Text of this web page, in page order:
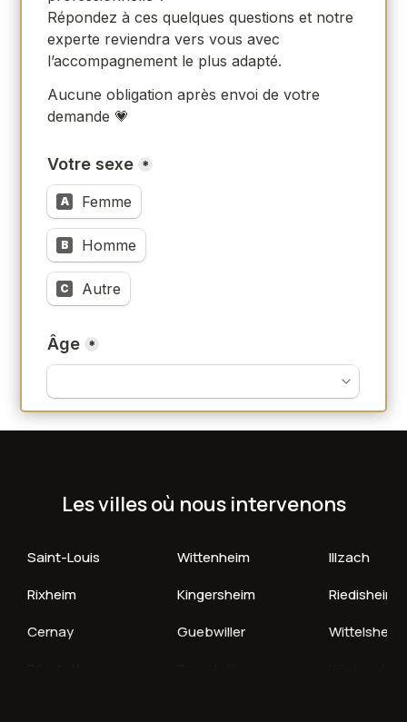
Les villes où nous intervenons
Saint-Louis Wittenheim
Illzach
Rixheim
Kingersheim
Riedisheim
Cernay
Guebwiller
Wittelsheim